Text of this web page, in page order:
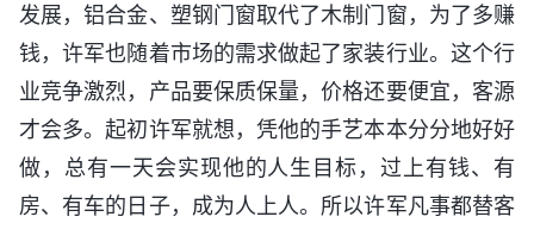
发展，铝合金、塑钢门窗取代了木制门窗，为了多赚
钱，许军也随着市场的需求做起了家装行业。这个行
业竞争激烈，产品要保质保量，价格还要便宜，客源
才会多。起初许军就想，凭他的手艺本本分分地好好
做，总有一天会实现他的人生目标，过上有钱、有
房、有车的日子，成为人上人。所以许军凡事都替客